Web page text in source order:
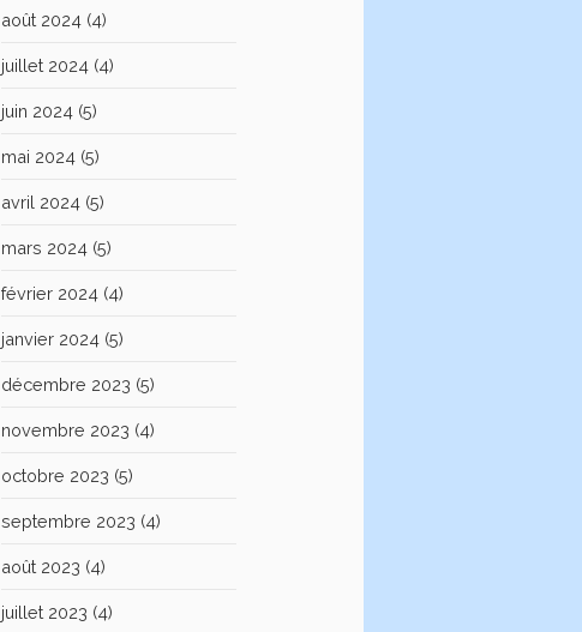
août 2024 (4)
juillet 2024 (4)
juin 2024 (5)
mai 2024 (5)
avril 2024 (5)
mars 2024 (5)
février 2024 (4)
janvier 2024 (5)
décembre 2023 (5)
novembre 2023 (4)
octobre 2023 (5)
septembre 2023 (4)
août 2023 (4)
juillet 2023 (4)